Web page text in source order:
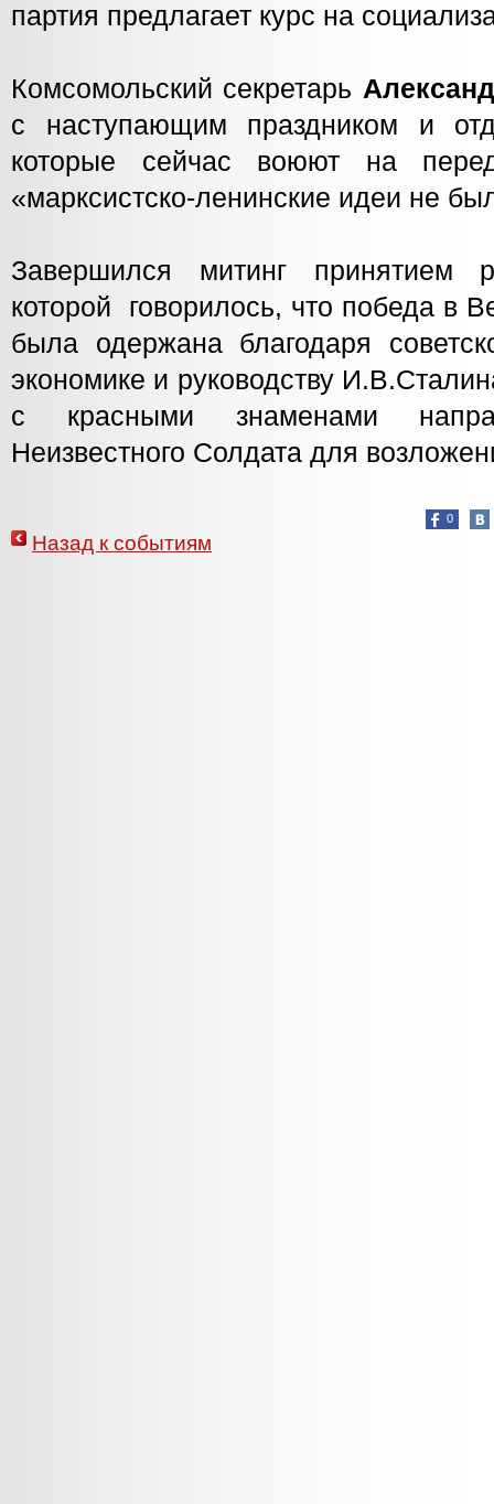
партия предлагает курс на
Комсомольский секретарь
с наступающим праздником и
которые сейчас воюют на
«марксистско-ленинские идеи не
Завершился митинг принятием
которой говорилось, что победа в
была одержана благодаря
экономике и руководству
с красными знаменами
Неизвестного Солдата для
0
Назад к событиям